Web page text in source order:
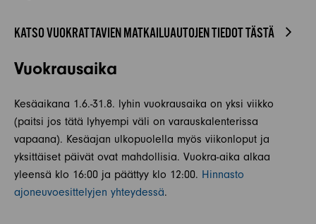
KATSO VUOKRATTAVIEN MATKAILUAUTOJEN TIEDOT TÄSTÄ
Vuokrausaika
Kesäaikana 1.6.-31.8. lyhin vuokrausaika on yksi viikko
(paitsi jos tätä lyhyempi väli on varauskalenterissa
vapaana). Kesäajan ulkopuolella myös viikonloput ja
yksittäiset päivät ovat mahdollisia. Vuokra-aika alkaa
yleensä klo 16:00 ja päättyy klo 12:00. Hinnasto
ajoneuvoesittelyjen yhteydessä.